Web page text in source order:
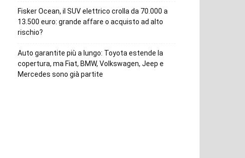
Fisker Ocean, il SUV elettrico crolla da 70.000 a
13.500 euro: grande affare o acquisto ad alto
rischio?
Auto garantite più a lungo: Toyota estende la
copertura, ma Fiat, BMW, Volkswagen, Jeep e
Mercedes sono già partite